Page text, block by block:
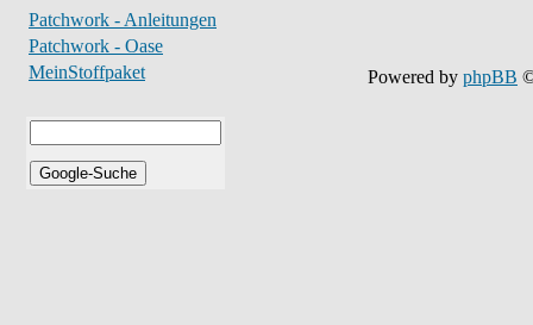
Patchwork - Anleitungen
Patchwork - Oase
MeinStoffpaket
Powered by phpBB